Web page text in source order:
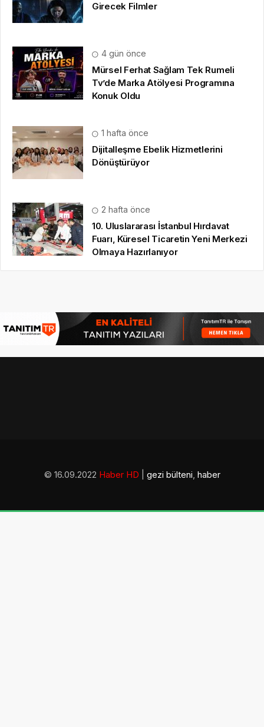
Girecek Filmler
4 gün önce
Mürsel Ferhat Sağlam Tek Rumeli
Tv’de Marka Atölyesi Programına
Konuk Oldu
1 hafta önce
Dijitalleşme Ebelik Hizmetlerini
Dönüştürüyor
2 hafta önce
10. Uluslararası İstanbul Hırdavat
Fuarı, Küresel Ticaretin Yeni Merkezi
Olmaya Hazırlanıyor
© 16.09.2022 Haber HD gezi bülteni, haber